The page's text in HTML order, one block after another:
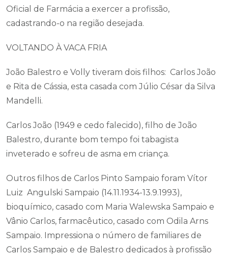
Oficial de Farmácia a exercer a profissão,
cadastrando-o na região desejada.
VOLTANDO À VACA FRIA
João Balestro e Volly tiveram dois filhos: Carlos João
e Rita de Cássia, esta casada com Júlio César da Silva
Mandelli.
Carlos João (1949 e cedo falecido), filho de João
Balestro, durante bom tempo foi tabagista
inveterado e sofreu de asma em criança.
Outros filhos de Carlos Pinto Sampaio foram Vítor
Luiz Angulski Sampaio (14.11.1934-13.9.1993),
bioquímico, casado com Maria Walewska Sampaio e
Vânio Carlos, farmacêutico, casado com Odila Arns
Sampaio. Impressiona o número de familiares de
Carlos Sampaio e de Balestro dedicados à profissão